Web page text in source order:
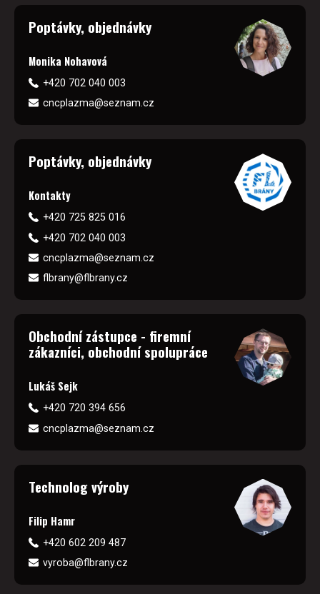
Poptávky, objednávky
Monika Nohavová
+420 702 040 003
cncplazma@seznam.cz
Poptávky, objednávky
Kontakty
+420 725 825 016
+420 702 040 003
cncplazma@seznam.cz
flbrany@flbrany.cz
Obchodní zástupce - firemní
zákazníci, obchodní spolupráce
Lukáš Sejk
+420 720 394 656
cncplazma@seznam.cz
Technolog výroby
Filip Hamr
+420 602 209 487
vyroba@flbrany.cz